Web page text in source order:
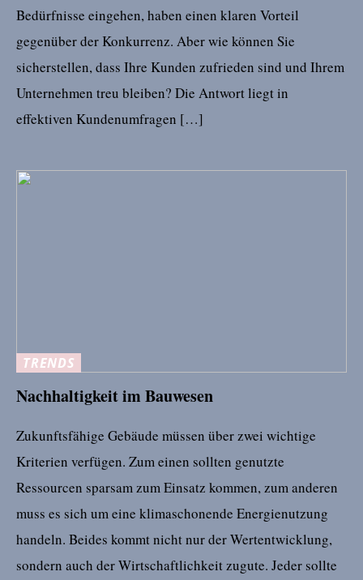
Bedürfnisse eingehen, haben einen klaren Vorteil
gegenüber der Konkurrenz. Aber wie können Sie
sicherstellen, dass Ihre Kunden zufrieden sind und Ihrem
Unternehmen treu bleiben? Die Antwort liegt in
effektiven Kundenumfragen […]
TRENDS
Nachhaltigkeit im Bauwesen
Zukunftsfähige Gebäude müssen über zwei wichtige
Kriterien verfügen. Zum einen sollten genutzte
Ressourcen sparsam zum Einsatz kommen, zum anderen
muss es sich um eine klimaschonende Energienutzung
handeln. Beides kommt nicht nur der Wertentwicklung,
sondern auch der Wirtschaftlichkeit zugute. Jeder sollte